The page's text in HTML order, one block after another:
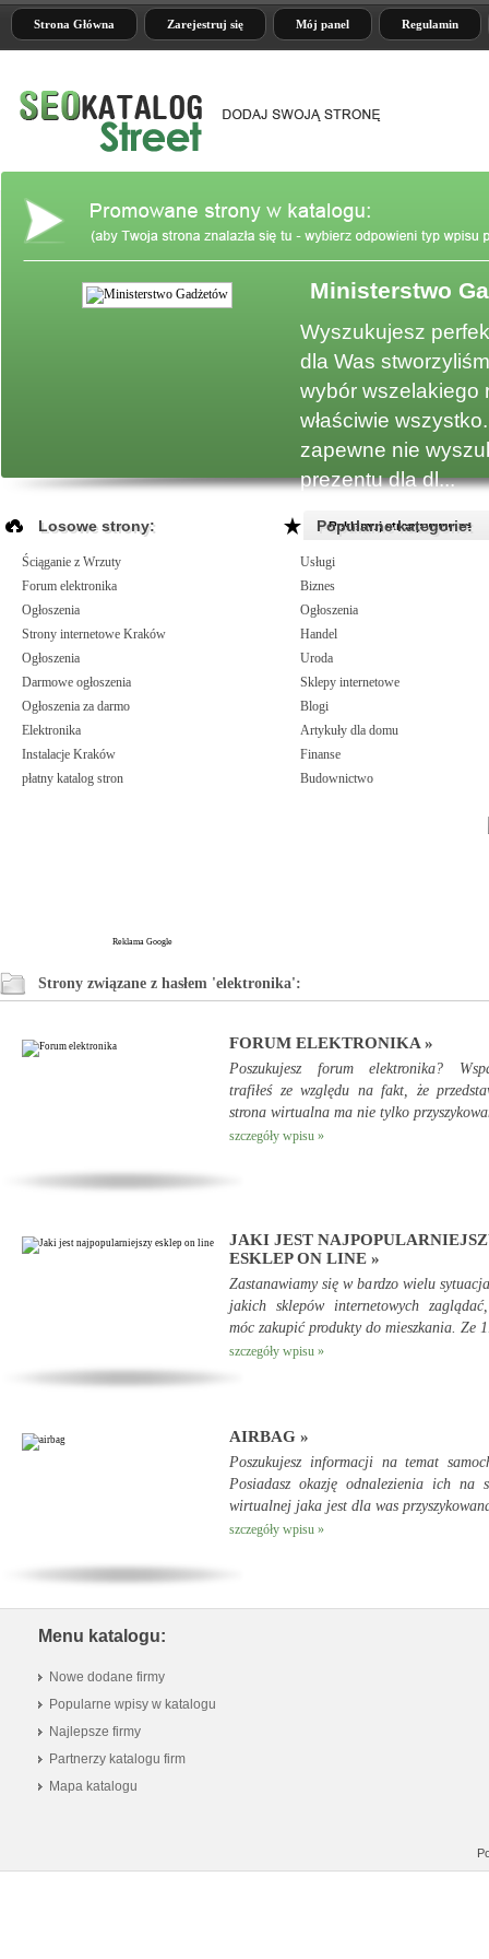
Strona Główna Zarejestruj się Mój panel Regulamin
Ministerstwo
Wyszukujesz
dla Was
wybór wszelakiego
właściwie
zapewne nie
prezentu dla dl...
Reklamuj strony www >>
Losowe strony:
Ściąganie z Wrzuty
Forum elektronika
Ogłoszenia
Strony internetowe Kraków
Ogłoszenia
Darmowe ogłoszenia
Ogłoszenia za darmo
Elektronika
Instalacje Kraków
płatny katalog stron
Popularne kategorie:
Usługi
Biznes
Ogłoszenia
Handel
Uroda
Sklepy internetowe
Blogi
Artykuły dla domu
Finanse
Budownictwo
Reklama Google
Strony związane z hasłem 'elektronika':
FORUM ELEKTRONIKA »
Poszukujesz forum elektronika?
trafiłeś ze względu na fakt, że
strona wirtualna ma nie tylko
szczegóły wpisu »
JAKI JEST
ESKLEP ON LINE »
Zastanawiamy się w bardzo wielu
jakich sklepów internetowych
móc zakupić produkty do mieszkania. Ze
szczegóły wpisu »
AIRBAG »
Poszukujesz informacji na temat
Posiadasz okazję odnalezienia ich na
wirtualnej jaka jest dla was
szczegóły wpisu »
Menu katalogu:
Nowe dodane firmy
Popularne wpisy w katalogu
Najlepsze firmy
Partnerzy katalogu firm
Mapa katalogu